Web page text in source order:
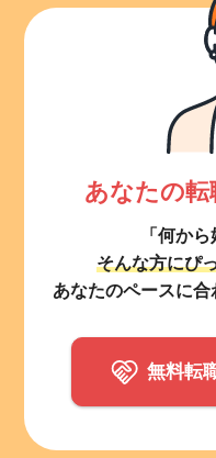
あなたの転
「何か
そんな方にぴ
あなたのペースに合
無料転